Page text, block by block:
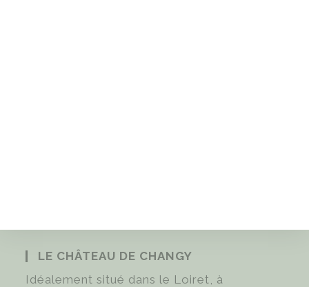
LE CHÂTEAU DE CHANGY
Idéalement situé dans le Loiret, à